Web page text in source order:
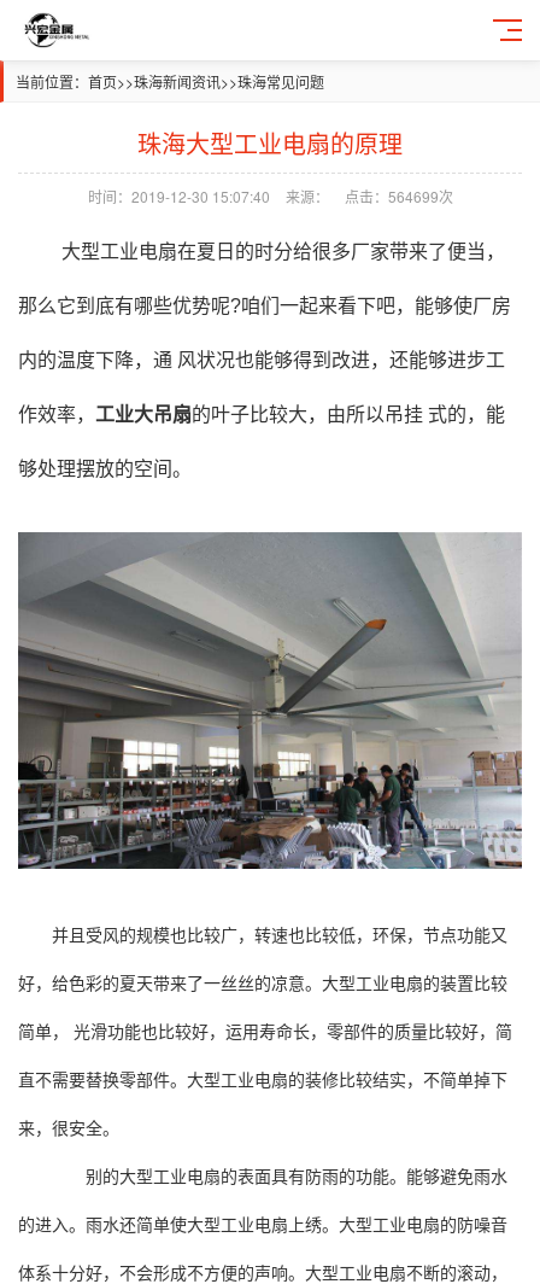
当前位置： 首页>>珠海新闻资讯>>珠海常见问题
珠海大型工业电扇的原理
时间：2019-12-30 15:07:40 来源： 点击：564699次
大型工业电扇在夏日的时分给很多厂家带来了便当，
那么它到底有哪些优势呢?咱们一起来看下吧，能够使厂房
内的温度下降，通 风状况也能够得到改进，还能够进步工
作效率， 工业大吊扇的叶子比较大，由所以吊挂 式的，能
够处理摆放的空间。
并且受风的规模也比较广，转速也比较低，环保，节点功能又
好，给色彩的夏天带来了一丝丝的凉意。大型工业电扇的装置比较
简单， 光滑功能也比较好，运用寿命长，零部件的质量比较好，简
直不需要替换零部件。大型工业电扇的装修比较结实，不简单掉下
来，很安全。
别的大型工业电扇的表面具有防雨的功能。能够避免雨水
的进入。雨水还简单使大型工业电扇上绣。大型工业电扇的防噪音
体系十分好，不会形成不方便的声响。大型工业电扇不断的滚动，